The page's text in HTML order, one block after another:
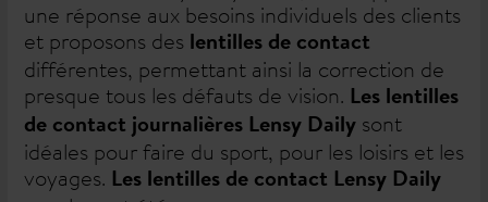
une réponse aux besoins individuels des clients
et proposons des lentilles de contact
différentes, permettant ainsi la correction de
presque tous les défauts de vision. Les lentilles
de contact journalières Lensy Daily sont
idéales pour faire du sport, pour les loisirs et les
voyages. Les lentilles de contact Lensy Daily